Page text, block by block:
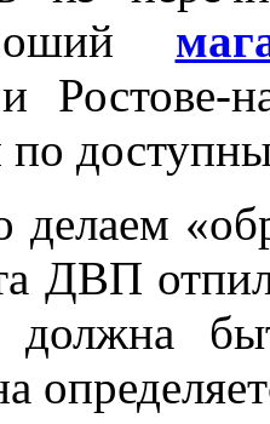
Ростове-
делаем
ДВП